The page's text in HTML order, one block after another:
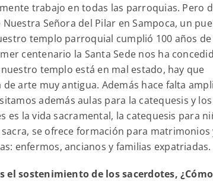
trabajo en todas las parroquias. Pero
Señora del Pilar en Sampoca, un
templo parroquial cumplió 100 años de
centenario la Santa Sede nos ha
templo está en mal estado, hay que
arte muy antigua. Además hace falta
además aulas para la catequesis y los
la vida sacramental, la catequesis para
se ofrece formación para matrimonios
enfermos, ancianos y familias expatriadas.
sostenimiento de los sacerdotes,